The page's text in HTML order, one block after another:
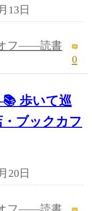
13日
フ――読書
0
歩いて巡
ブックカフ
20日